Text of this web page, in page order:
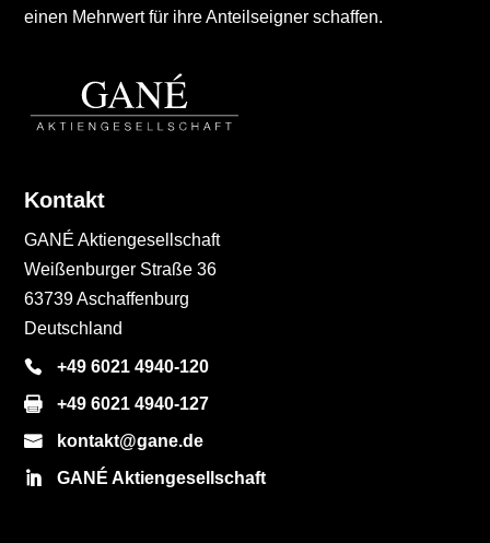
einen Mehrwert für ihre Anteilseigner schaffen.
Kontakt
GANÉ Aktiengesellschaft
Weißenburger Straße 36
63739 Aschaffenburg
Deutschland
+49 6021 4940-120
+49 6021 4940-127
kontakt@gane.de
GANÉ Aktiengesellschaft